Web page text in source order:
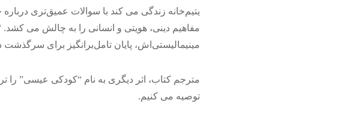
یتیم‌خانه زندگی می کند با سوالات عمیق‌تری
مفاهیم دینی، هویتی و انسانی را به چالش می کشد.
مینیمالیستی‌اش، پایان تامل‌برانگیز برای سرگذشت
مترجم کتاب، اثر دیگری به نام “کودکی عیسی” را
توصیه می کنیم.